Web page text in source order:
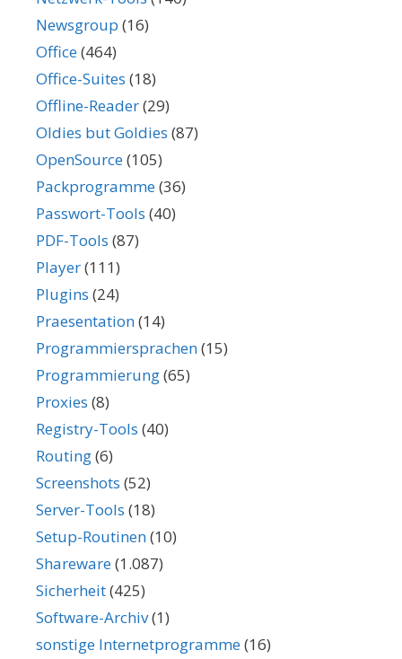
Newsgroup (16)
Office(464)
Office-Suites (18)
Offline-Reader(29)
Oldies but Goldies (87)
OpenSource(105)
Packprogramme(36)
Passwort-Tools (40)
PDF-Tools (87)
Player(111)
Plugins (24)
Praesentation(14)
Programmiersprachen(15)
Programmierung(65)
Proxies (8)
Registry-Tools (40)
Routing(6)
Screenshots (52)
Server-Tools (18)
Setup-Routinen(10)
Shareware(1.087)
Sicherheit(425)
Software-Archiv(1)
sonstige Internetprogramme(16)